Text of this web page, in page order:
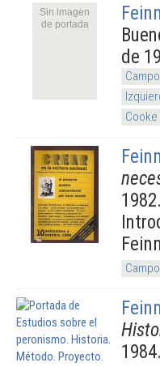
Sin imagen
de portada
de
Cooke